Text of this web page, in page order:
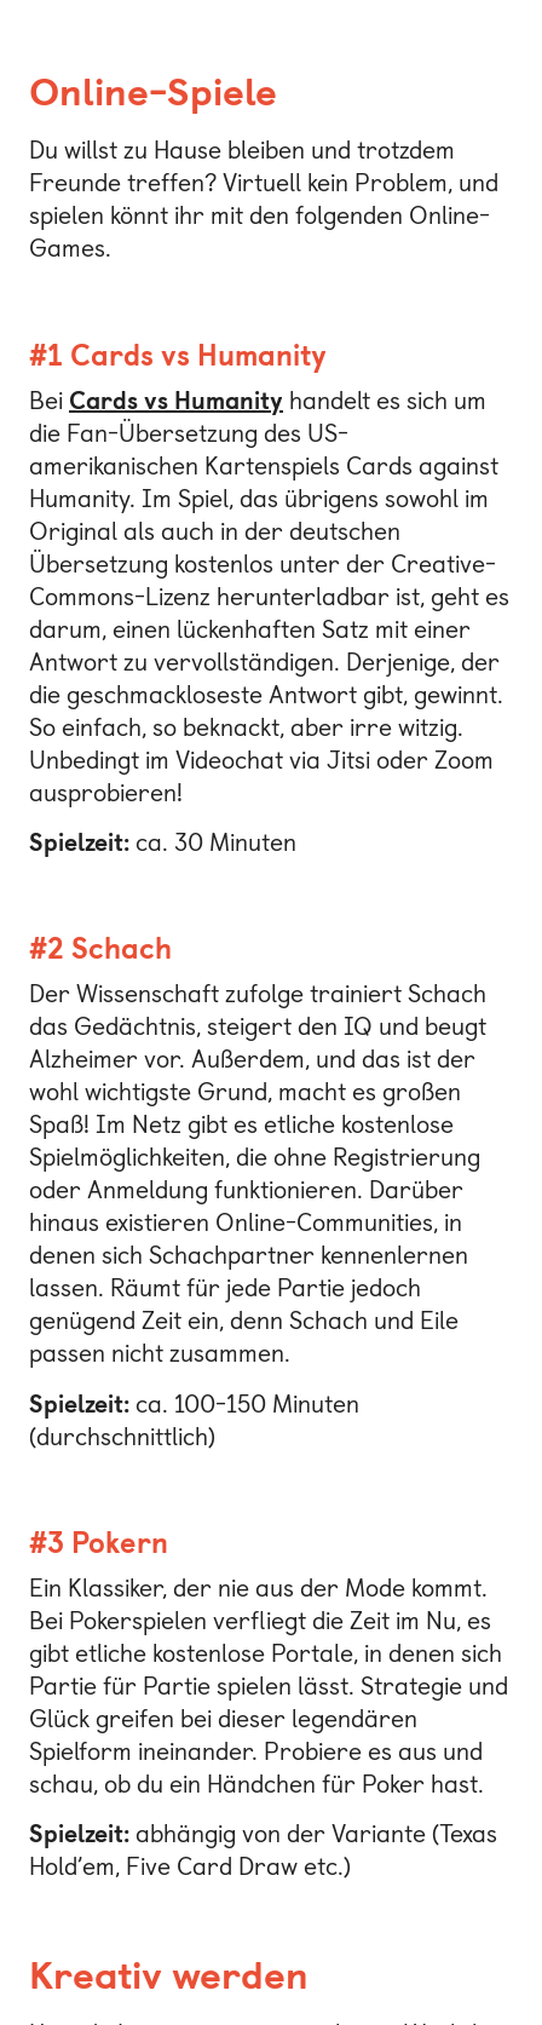
Online-Spiele
Du willst zu Hause bleiben und trotzdem
Freunde treffen? Virtuell kein Problem, und
spielen könnt ihr mit den folgenden Online-
Games.
#1 Cards vs Humanity
Bei Cards vs Humanity handelt es sich um
die Fan-Übersetzung des US-
amerikanischen Kartenspiels Cards against
Humanity. Im Spiel, das übrigens sowohl im
Original als auch in der deutschen
Übersetzung kostenlos unter der Creative-
Commons-Lizenz herunterladbar ist, geht es
darum, einen lückenhaften Satz mit einer
Antwort zu vervollständigen. Derjenige, der
die geschmackloseste Antwort gibt, gewinnt.
So einfach, so beknackt, aber irre witzig.
Unbedingt im Videochat via Jitsi oder Zoom
ausprobieren!
Spielzeit: ca. 30 Minuten
#2 Schach
Der Wissenschaft zufolge trainiert Schach
das Gedächtnis, steigert den IQ und beugt
Alzheimer vor. Außerdem, und das ist der
wohl wichtigste Grund, macht es großen
Spaß! Im Netz gibt es etliche kostenlose
Spielmöglichkeiten, die ohne Registrierung
oder Anmeldung funktionieren. Darüber
hinaus existieren Online-Communities, in
denen sich Schachpartner kennenlernen
lassen. Räumt für jede Partie jedoch
genügend Zeit ein, denn Schach und Eile
passen nicht zusammen.
Spielzeit: ca. 100-150 Minuten
(durchschnittlich)
#3 Pokern
Ein Klassiker, der nie aus der Mode kommt.
Bei Pokerspielen verfliegt die Zeit im Nu, es
gibt etliche kostenlose Portale, in denen sich
Partie für Partie spielen lässt. Strategie und
Glück greifen bei dieser legendären
Spielform ineinander. Probiere es aus und
schau, ob du ein Händchen für Poker hast.
Spielzeit: abhängig von der Variante (Texas
Hold’em, Five Card Draw etc.)
Kreativ werden